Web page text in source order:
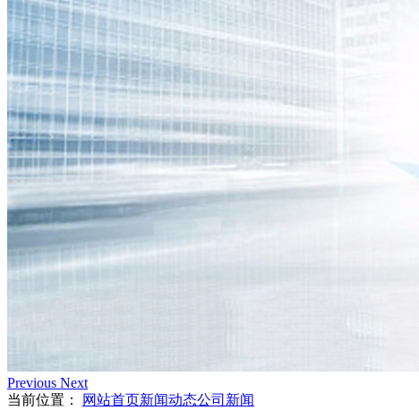
Previous Next
当前位置：
网站首页新闻动态公司新闻